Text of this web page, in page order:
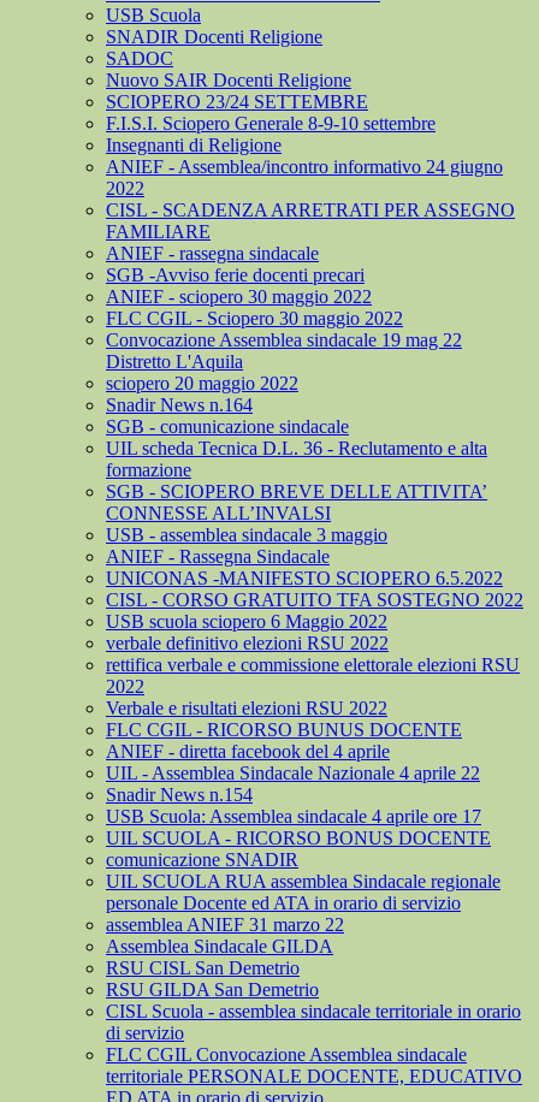
USB Scuola
SNADIR Docenti Religione
SADOC
Nuovo SAIR Docenti Religione
SCIOPERO 23/24 SETTEMBRE
F.I.S.I. Sciopero Generale 8-9-10 settembre
Insegnanti di Religione
ANIEF - Assemblea/incontro informativo 24 giugno
2022
CISL - SCADENZA ARRETRATI PER ASSEGNO
FAMILIARE
ANIEF - rassegna sindacale
SGB -Avviso ferie docenti precari
ANIEF - sciopero 30 maggio 2022
FLC CGIL - Sciopero 30 maggio 2022
Convocazione Assemblea sindacale 19 mag 22
Distretto L'Aquila
sciopero 20 maggio 2022
Snadir News n.164
SGB - comunicazione sindacale
UIL scheda Tecnica D.L. 36 - Reclutamento e alta
formazione
SGB - SCIOPERO BREVE DELLE ATTIVITA’
CONNESSE ALL’INVALSI
USB - assemblea sindacale 3 maggio
ANIEF - Rassegna Sindacale
UNICONAS -MANIFESTO SCIOPERO 6.5.2022
CISL - CORSO GRATUITO TFA SOSTEGNO 2022
USB scuola sciopero 6 Maggio 2022
verbale definitivo elezioni RSU 2022
rettifica verbale e commissione elettorale elezioni RSU
2022
Verbale e risultati elezioni RSU 2022
FLC CGIL - RICORSO BUNUS DOCENTE
ANIEF - diretta facebook del 4 aprile
UIL - Assemblea Sindacale Nazionale 4 aprile 22
Snadir News n.154
USB Scuola: Assemblea sindacale 4 aprile ore 17
UIL SCUOLA - RICORSO BONUS DOCENTE
comunicazione SNADIR
UIL SCUOLA RUA assemblea Sindacale regionale
personale Docente ed ATA in orario di servizio
assemblea ANIEF 31 marzo 22
Assemblea Sindacale GILDA
RSU CISL San Demetrio
RSU GILDA San Demetrio
CISL Scuola - assemblea sindacale territoriale in orario
di servizio
FLC CGIL Convocazione Assemblea sindacale
territoriale PERSONALE DOCENTE, EDUCATIVO